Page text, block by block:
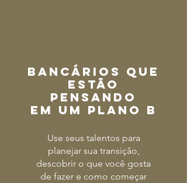
BANCÁRIOS QUE
ESTÃO
PENSANDO
EM UM PLANO B
Use seus talentos para
planejar sua transição,
descobrir o que você gosta
de fazer e como começar